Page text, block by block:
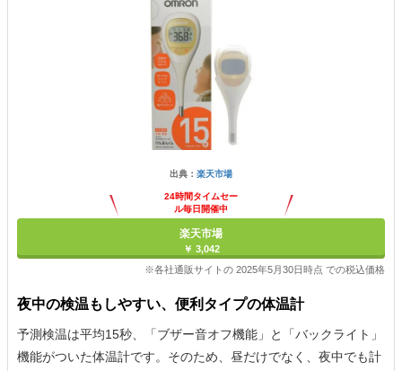
出典： 楽天市場
24時間タイムセー
ル毎日開催中
楽天市場
￥ 3,042
※各社通販サイトの 2025年5月30日時点 での税込価格
夜中の検温もしやすい、便利タイプの体温計
予測検温は平均15秒、「ブザー音オフ機能」と「バックライト」
機能がついた体温計です。そのため、昼だけでなく、夜中でも計